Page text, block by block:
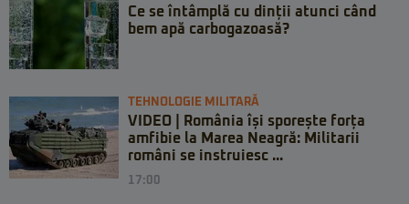
Ce se întâmplă cu dinții atunci când
bem apă carbogazoasă?
TEHNOLOGIE MILITARĂ
VIDEO | România își sporește forța
amfibie la Marea Neagră: Militarii
români se instruiesc ...
17:00